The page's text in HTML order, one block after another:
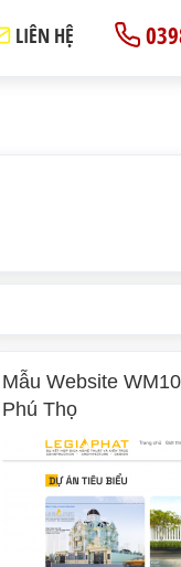
LIÊN HỆ
Mẫu Website
Phú Thọ